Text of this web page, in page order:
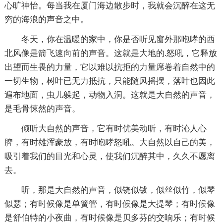
心旷神怡。每当我在厦门海边散步时，我就会沉醉在这无
穷的海浪的声音之中。
冬天，你在温暖的家中，你是否听见窗外那咆哮的西
北风像是箭飞速向前的声音。这就是大地的.怒吼，它释放
出望而生畏的力量，它以难以抗拒的力量席卷着自然中的
一切生物，树叶已无力抵抗，只能随风摇摆，落叶也因此
遍布地面，虫儿躲起，动物入洞。这就是大自然的声音，
是毛骨悚然的声音。
倾听大自然的声音，它有时优美动听，有时沁人心
脾，有时雄浑豪放，有时咆哮怒吼。大自然以自己的美，
吸引着我们的目光和心灵，使我们沉醉其中，久久不愿离
去。
听，那是大自然的声音，似铙似钹，似丝似竹，似琴
似瑟；有时候像是单簧管，有时候像是大提琴；有时候像
是舒伯特的小夜曲，有时候像是贝多芬的交响乐；有时候